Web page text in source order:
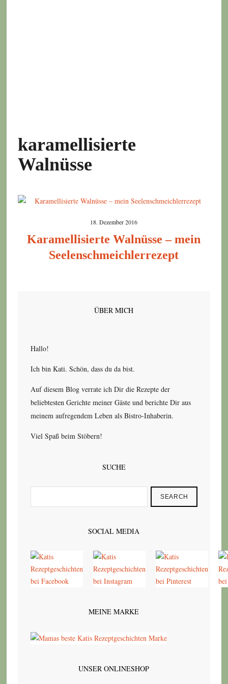
karamellisierte
Walnüsse
18. Dezember 2016
Karamellisierte Walnüsse – mein
Seelenschmeichlerrezept
ÜBER MICH
Hallo!
Ich bin Kati. Schön, dass du da bist.
Auf diesem Blog verrate ich Dir die Rezepte der
beliebtesten Gerichte meiner Gäste und berichte Dir aus
meinem aufregendem Leben als Bistro-Inhaberin.
Viel Spaß beim Stöbern!
SUCHE
SEARCH
SOCIAL MEDIA
MEINE MARKE
UNSER ONLINESHOP